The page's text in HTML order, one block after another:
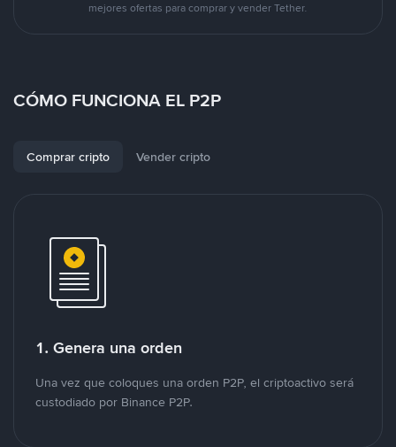
mejores ofertas para comprar y vender Tether.
CÓMO FUNCIONA EL P2P
Comprar cripto Vender cripto
1. Genera una orden
Una vez que coloques una orden P2P, el criptoactivo será
custodiado por Binance P2P.